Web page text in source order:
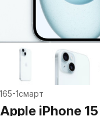
1смарт
iPhone 15